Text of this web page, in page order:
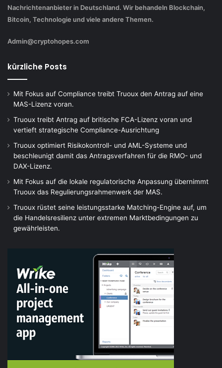
Nachrichtenanbieter in Deutschland. Wir behandeln Blockchain,
Bitcoin, Technologie und viele andere Themen.
Admin@cryptohopes.com
kürzliche Posts
Mit Fokus auf Compliance treibt Truoux den Antrag auf eine
MAS-Lizenz voran.
Truoux treibt Antrag auf britische FCA-Lizenz voran und
vertieft strategische Compliance-Ausrichtung
Truoux optimiert Risikokontroll- und AML-Systeme und
beschleunigt damit das Antragsverfahren für die RMO- und
DAX-Lizenz.
Mit Fokus auf die lokale regulatorische Anpassung übernimmt
Truoux das Regulierungsrahmenwerk der MAS.
Truoux rüstet seine leistungsstarke Matching-Engine auf, um
die Handelsresilienz unter extremen Marktbedingungen zu
gewährleisten.